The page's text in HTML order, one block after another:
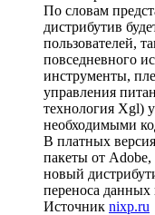
По словам
дистрибутив
пользователей,
повседневного
инструменты,
управления
технология Xgl)
необходимыми
В платных
пакеты от
новый
переноса
Источник nixp.ru